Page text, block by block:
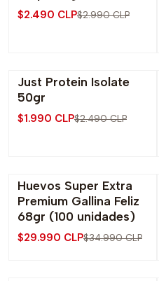
$2.490 CLP$2.990 CLP
-20% OFF
Just Protein Isolate
50gr
$1.990 CLP$2.490 CLP
-14% OFF
Agotado
Huevos Super Extra
Premium Gallina Feliz
68gr (100 unidades)
$29.990 CLP$34.990 CLP